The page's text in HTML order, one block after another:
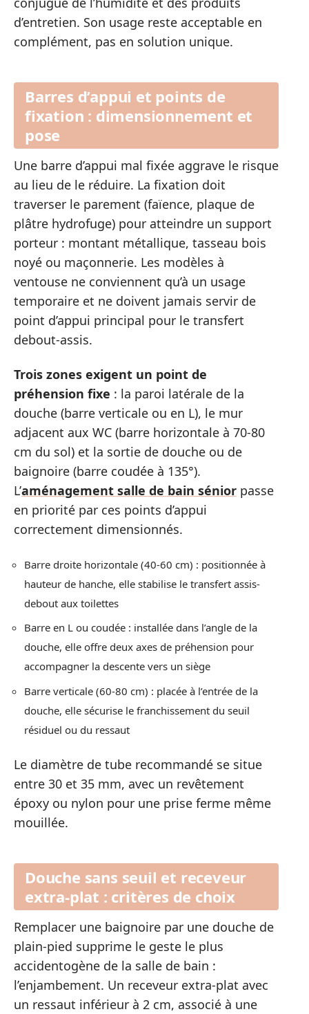
d’entretien. Son usage reste acceptable en
complément, pas en solution unique.
Barres d’appui et points de
fixation : dimensionnement et
pose
Une barre d’appui mal fixée aggrave le risque
au lieu de le réduire. La fixation doit
traverser le parement (faïence, plaque de
plâtre hydrofuge) pour atteindre un support
porteur : montant métallique, tasseau bois
noyé ou maçonnerie. Les modèles à
ventouse ne conviennent qu’à un usage
temporaire et ne doivent jamais servir de
point d’appui principal pour le transfert
debout-assis.
Trois zones exigent un point de
préhension fixe : la paroi latérale de la
douche (barre verticale ou en L), le mur
adjacent aux WC (barre horizontale à 70-80
cm du sol) et la sortie de douche ou de
baignoire (barre coudée à 135°).
L’aménagement salle de bain sénior passe
en priorité par ces points d’appui
correctement dimensionnés.
Barre droite horizontale (40-60 cm) : positionnée à
hauteur de hanche, elle stabilise le transfert assis-
debout aux toilettes
Barre en L ou coudée : installée dans l’angle de la
douche, elle offre deux axes de préhension pour
accompagner la descente vers un siège
Barre verticale (60-80 cm) : placée à l’entrée de la
douche, elle sécurise le franchissement du seuil
résiduel ou du ressaut
Le diamètre de tube recommandé se situe
entre 30 et 35 mm, avec un revêtement
époxy ou nylon pour une prise ferme même
mouillée.
Douche sans seuil et receveur
extra-plat : critères de choix
Remplacer une baignoire par une douche de
plain-pied supprime le geste le plus
accidentogène de la salle de bain :
l’enjambement. Un receveur extra-plat avec
un ressaut inférieur à 2 cm, associé à une